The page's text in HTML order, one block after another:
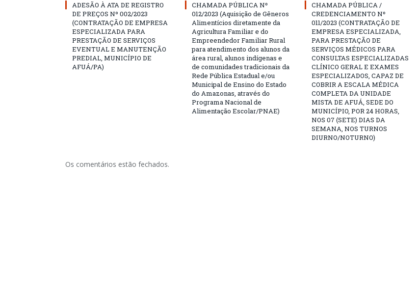
ADESÃO À ATA DE REGISTRO
DE PREÇOS Nº 002/2023
(CONTRATAÇÃO DE EMPRESA
ESPECIALIZADA PARA
PRESTAÇÃO DE SERVIÇOS
EVENTUAL E MANUTENÇÃO
PREDIAL, MUNICÍPIO DE
AFUÁ/PA)
CHAMADA PÚBLICA Nº
012/2023 (Aquisição de Gêneros
Alimentícios diretamente da
Agricultura Familiar e do
Empreendedor Familiar Rural
para atendimento dos alunos da
área rural, alunos indígenas e
de comunidades tradicionais da
Rede Pública Estadual e/ou
Municipal de Ensino do Estado
do Amazonas, através do
Programa Nacional de
Alimentação Escolar/PNAE)
CHAMADA PÚBLICA /
CREDENCIAMENTO Nº
011/2023 (CONTRATAÇÃO DE
EMPRESA ESPECIALIZADA,
PARA PRESTAÇÃO DE
SERVIÇOS MÉDICOS PARA
CONSULTAS ESPECIALIZADAS
CLÍNICO GERAL E EXAMES
ESPECIALIZADOS, CAPAZ DE
COBRIR A ESCALA MÉDICA
COMPLETA DA UNIDADE
MISTA DE AFUÁ, SEDE DO
MUNICÍPIO, POR 24 HORAS,
NOS 07 (SETE) DIAS DA
SEMANA, NOS TURNOS
DIURNO/NOTURNO)
Os comentários estão fechados.